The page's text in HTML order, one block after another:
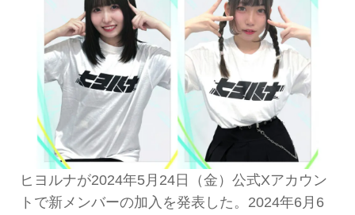
ヒヨルナが2024年5月24日（金）公式Xアカウン
トで新メンバーの加入を発表した。2024年6月6